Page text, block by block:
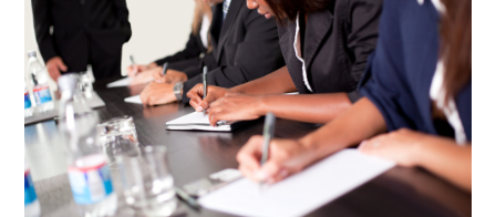
y
l
o
k
e
d
I
n
e
n
g
e
r
e
e
s
t
a
d
s
e